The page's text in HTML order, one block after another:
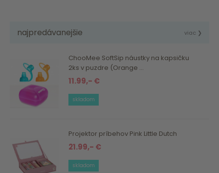
najpredávanejšie viac ❯
ChooMee SoftSip náustky na kapsičku
2ks v puzdre (Orange ...
11.99,- €
skladom
Projektor príbehov Pink Little Dutch
21.99,- €
skladom